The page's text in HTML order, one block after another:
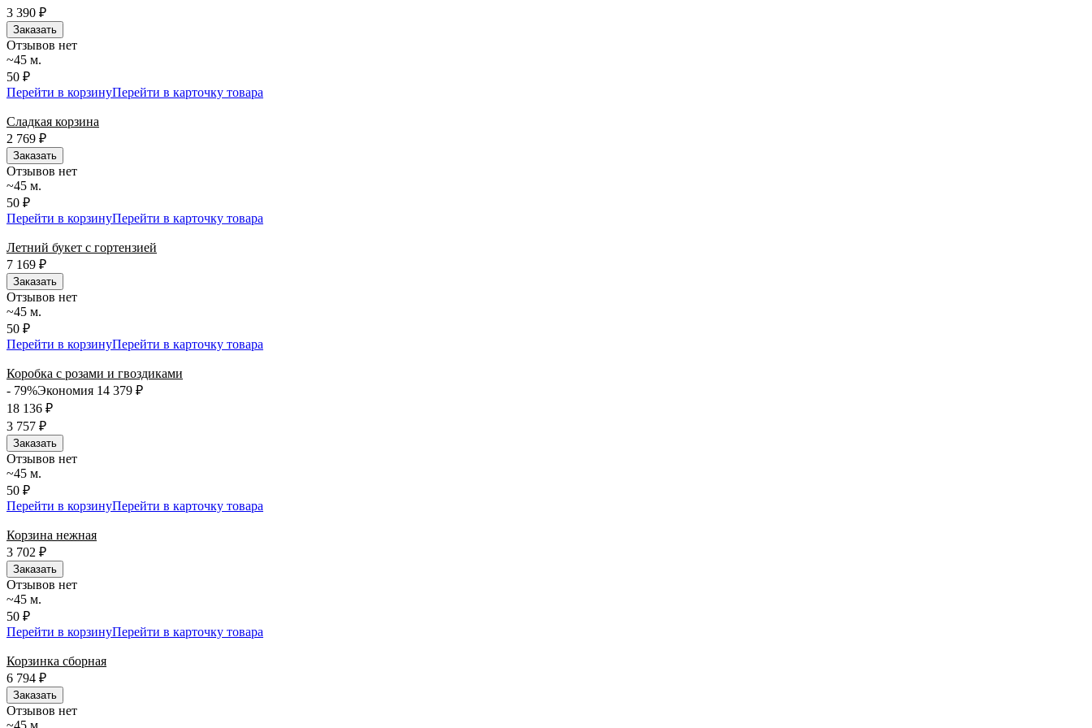
3 390 ₽
Заказать
Отзывов нет
~45 м.
50 ₽
Перейти в корзинуПерейти в карточку товара
Сладкая корзина
2 769 ₽
Заказать
Отзывов нет
~45 м.
50 ₽
Перейти в корзинуПерейти в карточку товара
Летний букет с гортензией
7 169 ₽
Заказать
Отзывов нет
~45 м.
50 ₽
Перейти в корзинуПерейти в карточку товара
Коробка с розами и гвоздиками
- 79%Экономия 14 379 ₽
18 136 ₽
3 757 ₽
Заказать
Отзывов нет
~45 м.
50 ₽
Перейти в корзинуПерейти в карточку товара
Корзина нежная
3 702 ₽
Заказать
Отзывов нет
~45 м.
50 ₽
Перейти в корзинуПерейти в карточку товара
Корзинка сборная
6 794 ₽
Заказать
Отзывов нет
~45 м.